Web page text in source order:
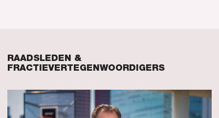
RAADSLEDEN &
FRACTIEVERTEGENWOORDIGERS